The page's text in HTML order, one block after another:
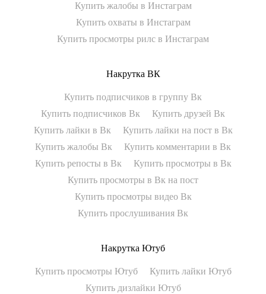
Купить жалобы в Инстаграм
Купить охваты в Инстаграм
Купить просмотры рилс в Инстаграм
Накрутка ВК
Купить подписчиков в группу Вк
Купить подписчиков Вк
Купить друзей Вк
Купить лайки в Вк
Купить лайки на пост в Вк
Купить жалобы Вк
Купить комментарии в Вк
Купить репосты в Вк
Купить просмотры в Вк
Купить просмотры в Вк на пост
Купить просмотры видео Вк
Купить прослушивания Вк
Накрутка Ютуб
Купить просмотры Ютуб
Купить лайки Ютуб
Купить дизлайки Ютуб